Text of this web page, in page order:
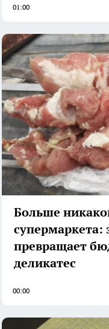
01:00
Больше
супермаркета:
превращает
деликатес
00:00